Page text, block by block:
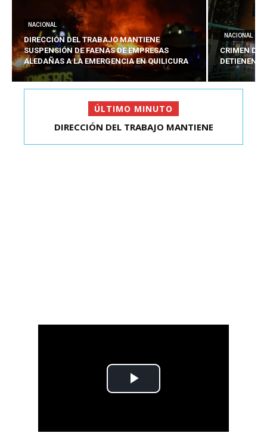
NACIONAL
DIRECCIÓN DEL TRABAJO MANTIENE
SUSPENSIÓN DE FAENAS DE EMPRESAS
ALEDAÑAS A LA EMERGENCIA EN QUILICURA
NACIONAL
CRIMEN DE
DETIENEN
ÚLTIMO MINUTO
CRIMEN DE ESTUDIANTE EN SAN BERNARDO: